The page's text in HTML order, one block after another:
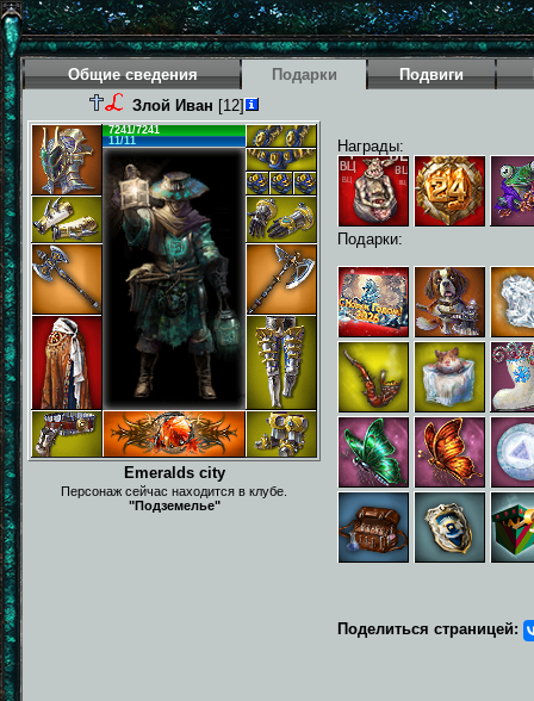
Общие сведения Подарки Подвиги
Злой Иван [12]
7241/7241
11/11
Emeralds city
Персонаж сейчас находится в клубе.
"Подземелье"
Награды:
Подарки:
Поделиться страницей: